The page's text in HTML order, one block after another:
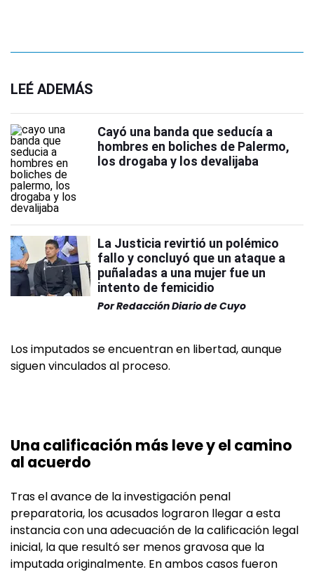
LEÉ ADEMÁS
Cayó una banda que seducía a
hombres en boliches de Palermo,
los drogaba y los devalijaba
La Justicia revirtió un polémico
fallo y concluyó que un ataque a
puñaladas a una mujer fue un
intento de femicidio
PorRedacción Diario de Cuyo
Los imputados se encuentran en libertad, aunque
siguen vinculados al proceso.
Una calificación más leve y el camino
al acuerdo
Tras el avance de la investigación penal
preparatoria, los acusados lograron llegar a esta
instancia con una adecuación de la calificación legal
inicial, la que resultó ser menos gravosa que la
imputada originalmente. En ambos casos fueron